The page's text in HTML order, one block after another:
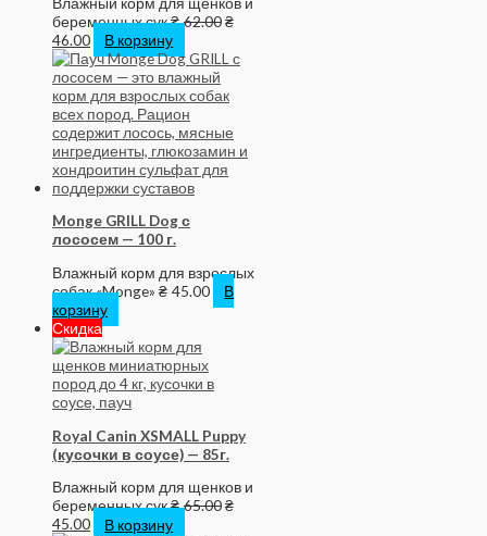
беременных сук₴ 62.00₴
46.00
В корзину
Monge GRILL Dog с
лососем — 100 г.
Влажный корм для взрослых
собак «Monge» ₴ 45.00
В
корзину
Скидка
Royal Canin XSMALL Puppy
(кусочки в соусе) — 85г.
Влажный корм для щенков и
беременных сук₴ 65.00₴
45.00
В корзину